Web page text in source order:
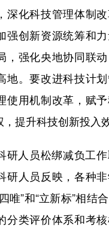
深化科技管理体制
强创新资源统筹和
，强化央地协同联
地。要改进科技计
使用机制改革，赋
提升科技创新投入
人员松绑减负工作
研人员反映，各种
唯”和“立新标”相结
分类评价体系和考